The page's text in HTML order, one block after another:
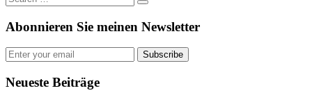
Abonnieren Sie meinen Newsletter
Subscribe
Neueste Beiträge